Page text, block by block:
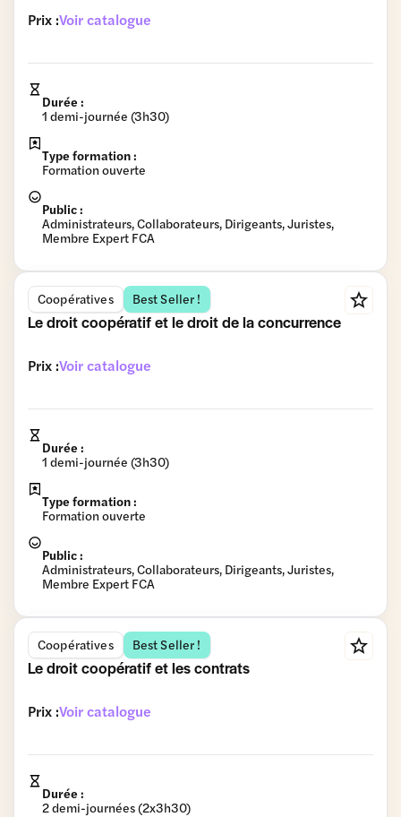
Prix :Voir catalogue
Durée :
1 demi-journée (3h30)
Type formation :
Formation ouverte
Public :
Administrateurs, Collaborateurs, Dirigeants, Juristes,
Membre Expert FCA
Coopératives Best Seller !
Le droit coopératif et le droit de la concurrence
Prix :Voir catalogue
Durée :
1 demi-journée (3h30)
Type formation :
Formation ouverte
Public :
Administrateurs, Collaborateurs, Dirigeants, Juristes,
Membre Expert FCA
Coopératives Best Seller !
Le droit coopératif et les contrats
Prix :Voir catalogue
Durée :
2 demi-journées (2x3h30)